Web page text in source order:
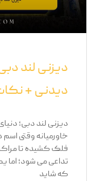
دیزنی لند
دیدنی +
دیزنی لند دبی؛
خاورمیانه وقتی
فلک کشیده تا
تداعی می ‌شود؛ اما
که شاید